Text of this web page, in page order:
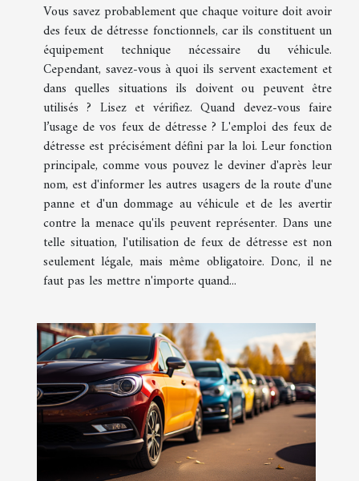
Vous savez probablement que chaque voiture doit avoir
des feux de détresse fonctionnels, car ils constituent un
équipement technique nécessaire du véhicule.
Cependant, savez-vous à quoi ils servent exactement et
dans quelles situations ils doivent ou peuvent être
utilisés ? Lisez et vérifiez. Quand devez-vous faire
l’usage de vos feux de détresse ? L'emploi des feux de
détresse est précisément défini par la loi. Leur fonction
principale, comme vous pouvez le deviner d'après leur
nom, est d'informer les autres usagers de la route d'une
panne et d'un dommage au véhicule et de les avertir
contre la menace qu'ils peuvent représenter. Dans une
telle situation, l'utilisation de feux de détresse est non
seulement légale, mais même obligatoire. Donc, il ne
faut pas les mettre n'importe quand...